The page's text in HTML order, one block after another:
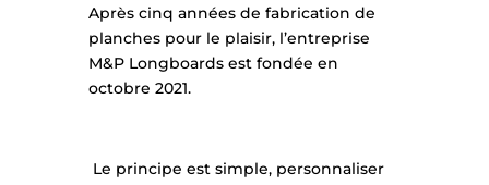
Après cinq années de fabrication de
planches pour le plaisir, l’entreprise
M&P Longboards est fondée en
octobre 2021.
Le principe est simple, personnaliser